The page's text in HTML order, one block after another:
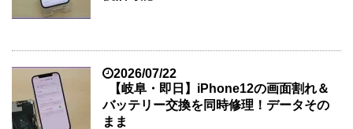
2026/07/22
【岐阜・即日】iPhone12の画面割れ＆
バッテリー交換を同時修理！データその
まま